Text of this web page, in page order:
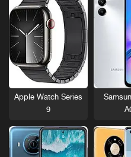
Apple Watch Series
9